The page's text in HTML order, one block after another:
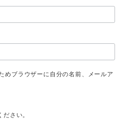
めブラウザーに自分の名前、メールア
さい。